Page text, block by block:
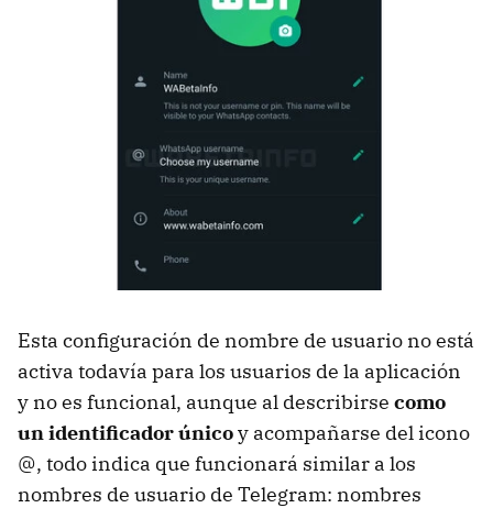
Esta configuración de nombre de usuario no está
activa todavía para los usuarios de la aplicación
y no es funcional, aunque al describirse como
un identificador únicoy acompañarse del icono
@, todo indica que funcionará similar a los
nombres de usuario de Telegram: nombres